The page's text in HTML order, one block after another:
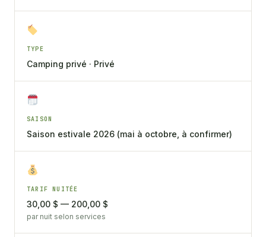
TYPE
Camping privé · Privé
SAISON
Saison estivale 2026 (mai à octobre, à confirmer)
TARIF NUITÉE
30,00 $ — 200,00 $
par nuit selon services